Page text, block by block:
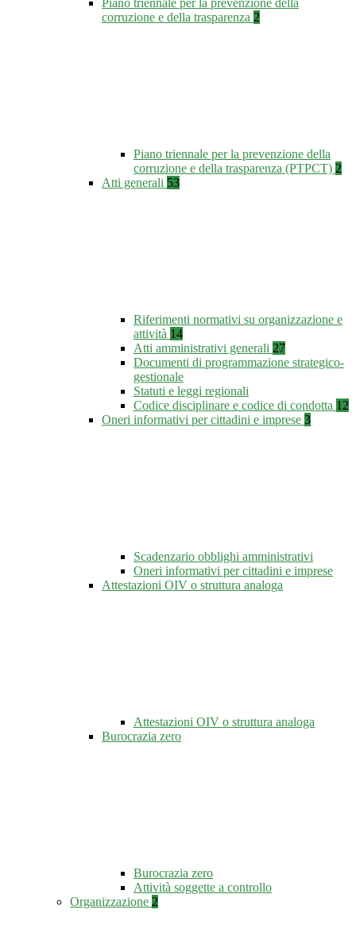
Piano triennale per la prevenzione della
corruzione e della trasparenza 2
Piano triennale per la prevenzione della
corruzione e della trasparenza (PTPCT) 2
Atti generali 53
Riferimenti normativi su organizzazione e
attività 14
Atti amministrativi generali 27
Documenti di programmazione strategico-
gestionale
Statuti e leggi regionali
Codice disciplinare e codice di condotta 12
Oneri informativi per cittadini e imprese 3
Scadenzario obblighi amministrativi
Oneri informativi per cittadini e imprese
Attestazioni OIV o struttura analoga
Attestazioni OIV o struttura analoga
Burocrazia zero
Burocrazia zero
Attività soggette a controllo
Organizzazione 2